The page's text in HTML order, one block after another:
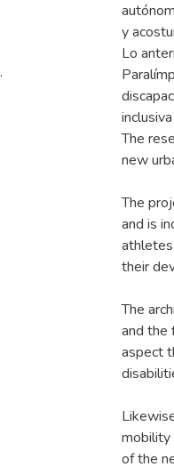
y
Lo
The
new
The
and is
their
The
and the
aspect
mobility
of the